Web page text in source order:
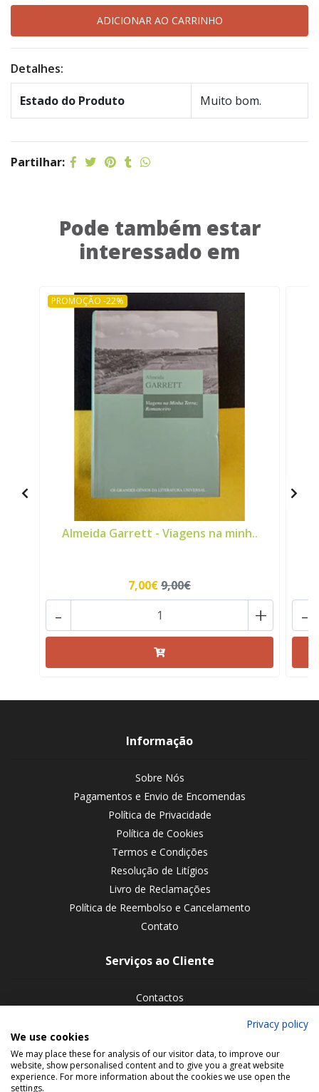
Detalhes:
Estado do Produto Muito bom.
Partilhar:
Pode também estar
interessado em
PROMOÇÃO -22%
Almeida Garrett - Viagens na minh..
7,00€9,00€
+
- -
Informação
Sobre Nós
Pagamentos e Envio de Encomendas
Política de Privacidade
Política de Cookies
Termos e Condições
Resolução de Litígios
Livro de Reclamações
Política de Reembolso e Cancelamento
Contato
Serviços ao Cliente
Contactos
Siga-nos nas redes sociais
Privacy policy
We use cookies
We may place these for analysis of our visitor data, to improve our
website, show personalised content and to give you a great website
experience. For more information about the cookies we use open the
settings.